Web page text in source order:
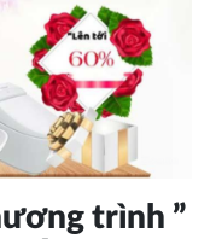
trình ”